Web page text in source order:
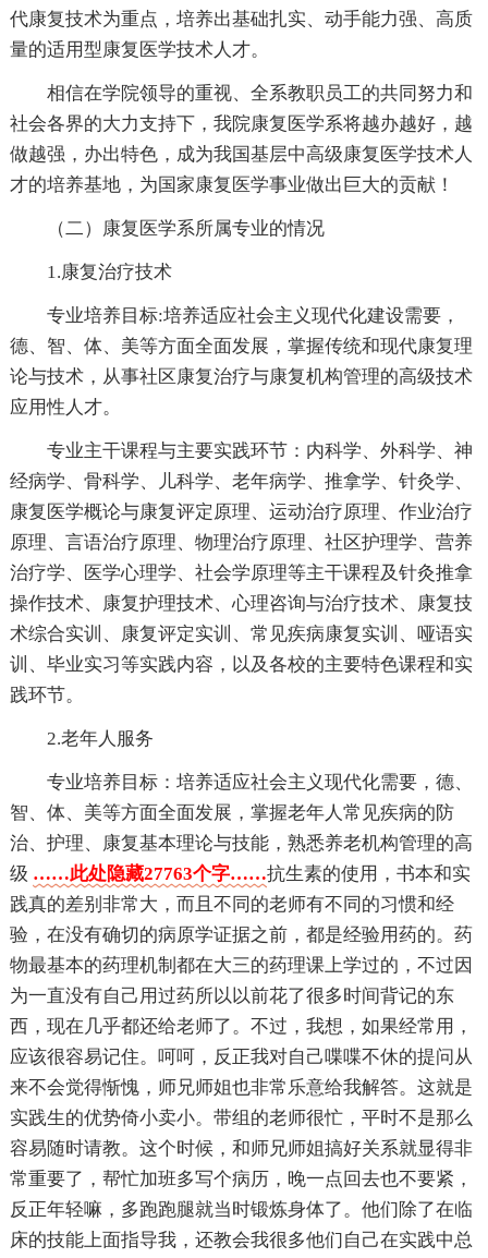
代康复技术为重点，培养出基础扎实、动手能力强、高质
量的适用型康复医学技术人才。
相信在学院领导的重视、全系教职员工的共同努力和
社会各界的大力支持下，我院康复医学系将越办越好，越
做越强，办出特色，成为我国基层中高级康复医学技术人
才的培养基地，为国家康复医学事业做出巨大的贡献！
（二）康复医学系所属专业的情况
1.康复治疗技术
专业培养目标:培养适应社会主义现代化建设需要，
德、智、体、美等方面全面发展，掌握传统和现代康复理
论与技术，从事社区康复治疗与康复机构管理的高级技术
应用性人才。
专业主干课程与主要实践环节：内科学、外科学、神
经病学、骨科学、儿科学、老年病学、推拿学、针灸学、
康复医学概论与康复评定原理、运动治疗原理、作业治疗
原理、言语治疗原理、物理治疗原理、社区护理学、营养
治疗学、医学心理学、社会学原理等主干课程及针灸推拿
操作技术、康复护理技术、心理咨询与治疗技术、康复技
术综合实训、康复评定实训、常见疾病康复实训、哑语实
训、毕业实习等实践内容，以及各校的主要特色课程和实
践环节。
2.老年人服务
专业培养目标：培养适应社会主义现代化需要，德、
智、体、美等方面全面发展，掌握老年人常见疾病的防
治、护理、康复基本理论与技能，熟悉养老机构管理的高
级 ……此处隐藏27763个字……抗生素的使用，书本和实
践真的差别非常大，而且不同的老师有不同的习惯和经
验，在没有确切的病原学证据之前，都是经验用药的。药
物最基本的药理机制都在大三的药理课上学过的，不过因
为一直没有自己用过药所以以前花了很多时间背记的东
西，现在几乎都还给老师了。不过，我想，如果经常用，
应该很容易记住。呵呵，反正我对自己喋喋不休的提问从
来不会觉得惭愧，师兄师姐也非常乐意给我解答。这就是
实践生的优势倚小卖小。带组的老师很忙，平时不是那么
容易随时请教。这个时候，和师兄师姐搞好关系就显得非
常重要了，帮忙加班多写个病历，晚一点回去也不要紧，
反正年轻嘛，多跑跑腿就当时锻炼身体了。他们除了在临
床的技能上面指导我，还教会我很多他们自己在实践中总